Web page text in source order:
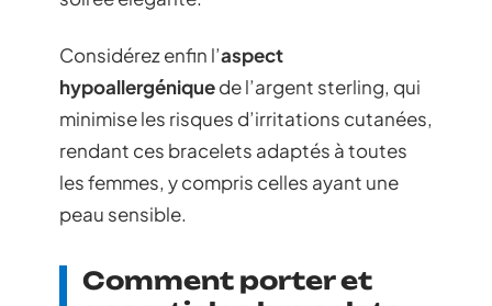
Considérez enfin l’aspect
hypoallergéniquede l’argent sterling, qui
minimise les risques d’irritations cutanées,
rendant ces bracelets adaptés à toutes
les femmes, y compris celles ayant une
peau sensible.
Comment porter et